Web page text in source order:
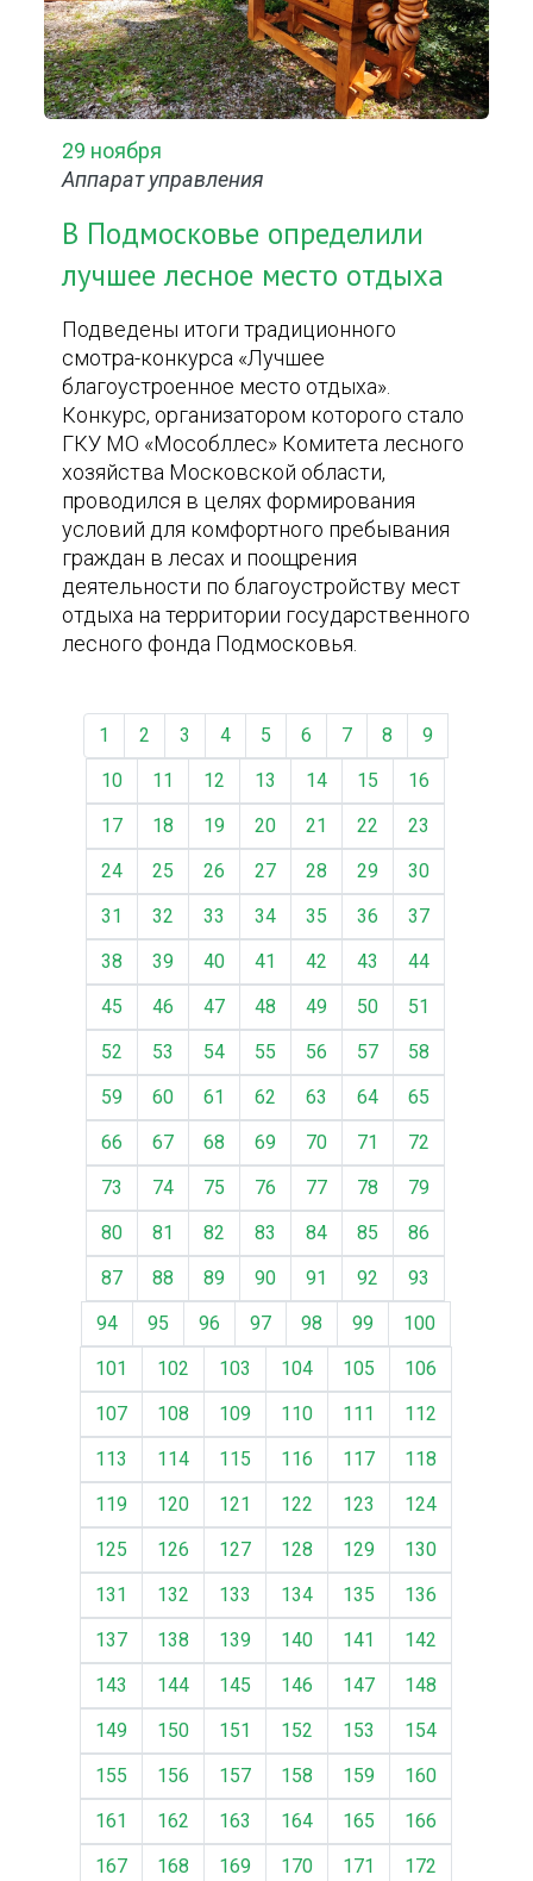
29 ноября
Аппарат управления
В Подмосковье определили
лучшее лесное место отдыха
Подведены итоги традиционного
смотра-конкурса «Лучшее
благоустроенное место отдыха».
Конкурс, организатором которого стало
ГКУ МО «Мособллес» Комитета лесного
хозяйства Московской области,
проводился в целях формирования
условий для комфортного пребывания
граждан в лесах и поощрения
деятельности по благоустройству мест
отдыха на территории государственного
лесного фонда Подмосковья.
1 2 3 4 5 6 7 8
9
10
11 12 13 14 15
16
17
18 19 20 21 22
23
24
25 26 27 28 29
30
31
32 33 34 35 36
37
38
39 40 41 42 43
44
45
46 47 48 49 50
51
52
53 54 55 56 57
58
59
60 61 62 63 64
65
66
67 68 69 70 71
72
73
74 75 76 77 78
79
80
81 82 83 84 85
86
87
88 89 90 91 92
93
94
95 96 97 98 99
100
101
102 103 104 105
106
107
108 109 110 111
112
113
114 115 116 117
118
119
120 121 122 123
124
125
126 127 128 129
130
131
132 133 134 135
136
137
138 139 140 141
142
143
144 145 146 147
148
149
150 151 152 153
154
155
156 157 158 159
160
161
162 163 164 165
166
167
168 169 170 171
172